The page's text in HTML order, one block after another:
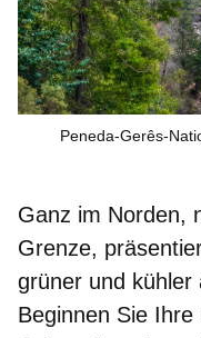
Peneda-Gerês-
Ganz im Norden,
Grenze,
grüner und kühler
Beginnen Sie Ihre